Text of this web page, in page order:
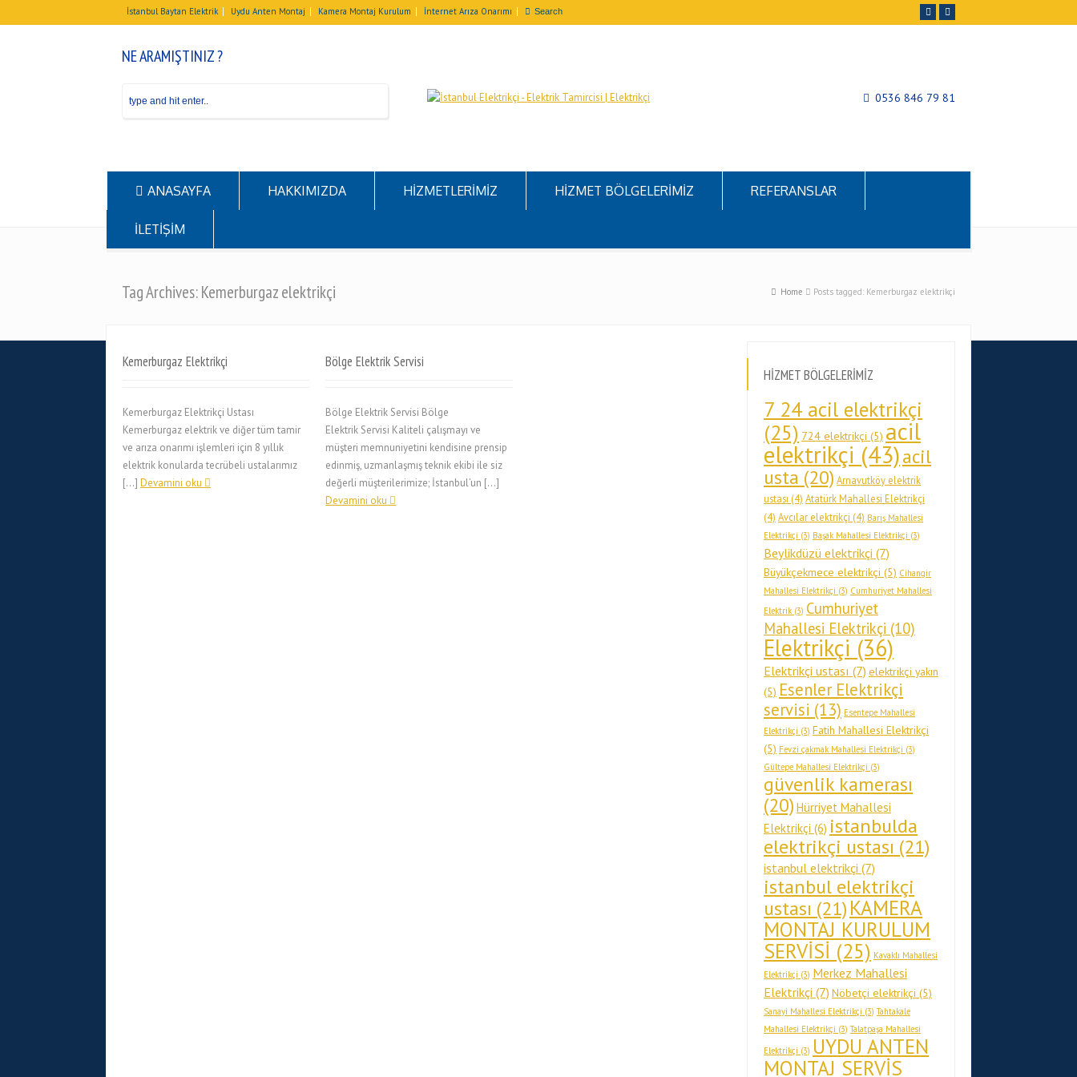
İstanbul Baytan Elektrik Uydu Anten Montaj Kamera Montaj Kurulum İnternet Arıza Onarımı
NE ARAMIŞTINIZ ?
0536 846 79 81
ANASAYFA HAKKIMIZDA HİZMETLERİMİZ HİZMET BÖLGELERİMİZ REFERANSLAR
İLETİŞİM
Tag Archives: Kemerburgaz elektrikçi Home Posts tagged: Kemerburgaz elektrikçi
Kemerburgaz Elektrikçi
Kemerburgaz Elektrikçi Ustası
Kemerburgaz elektrik ve diğer tüm tamir
ve arıza onarımı işlemleri için 8 yıllık
elektrik konularda tecrübeli ustalarımız
[…] Devamini oku
Bölge Elektrik Servisi
Bölge Elektrik Servisi Bölge
Elektrik Servisi Kaliteli çalışmayı ve
müşteri memnuniyetini kendisine prensip
edinmiş, uzmanlaşmış teknik ekibi ile siz
değerli müşterilerimize; İstanbul’un […]
Devamini oku
HİZMET BÖLGELERİMİZ
7 24 acil elektrikçi
(25) 724 elektrikçi (5) acil
elektrikçi (43)acil
usta (20) Arnavutköy elektrik
ustası (4) Atatürk Mahallesi Elektrikçi
(4) Avcılar elektrikçi (4) Barış Mahallesi
Elektrikçi (3) Başak Mahallesi Elektrikçi (3)
Beylikdüzü elektrikçi (7)
Büyükçekmece elektrikçi (5) Cihangir
Mahallesi Elektrikçi (3) Cumhuriyet Mahallesi
Elektrik (3) Cumhuriyet
Mahallesi Elektrikçi (10)
Elektrikçi (36)
Elektrikçi ustası (7) elektrikçi yakın
(5) Esenler Elektrikçi
servisi (13) Esentepe Mahallesi
Elektrikçi (3) Fatih Mahallesi Elektrikçi
(5) Fevzi çakmak Mahallesi Elektrikçi (3)
Gültepe Mahallesi Elektrikçi (3)
güvenlik kamerası
(20) Hürriyet Mahallesi
Elektrikçi (6) istanbulda
elektrikçi ustası (21)
istanbul elektrikçi (7)
istanbul elektrikçi
ustası (21)KAMERA
MONTAJ KURULUM
SERVİSİ (25) Kavaklı Mahallesi
Elektrikçi (3) Merkez Mahallesi
Elektrikçi (7) Nöbetçi elektrikçi (5)
Sanayi Mahallesi Elektrikçi (3) Tahtakale
Mahallesi Elektrikçi (3) Talatpaşa Mahallesi
Elektrikçi (3) UYDU ANTEN
MONTAJ SERVİS